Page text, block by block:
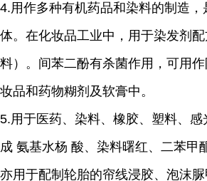
4.用作多种有机药品和染料的制造，
体。在化妆品工业中，用于染发剂
料）。间苯二酚有杀菌作用，可用
妆品和药物糊剂及软膏中。
5.用于医药、染料、橡胶、塑料、
成 氨基水杨 酸、染料曙红、二苯甲
亦用于配制轮胎的帘线浸胶、泡沫